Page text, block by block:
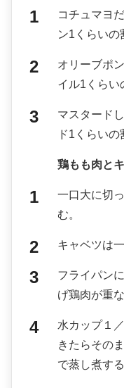
コチュマヨ
ン1くらいの
オリーブポ
イル1くらい
マスタード
ド1くらい
鶏もも肉と
一口大に切
む。
キャベツは
フライパン
げ鶏肉が重
水カップ１
きたらその
で蒸し煮する